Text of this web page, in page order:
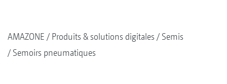
AMAZONE Produits & solutions digitales
Semis
Semoirs pneumatiques